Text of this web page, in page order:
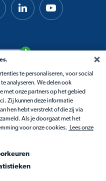
te personaliseren, voor social
analyseren. We delen ook
met onze partners op het gebied
Zij kunnen deze informatie
hen hebt verstrekt of die zij via
Als je doorgaat met het
voor onze cookies. Lees onze
voorbehouden.